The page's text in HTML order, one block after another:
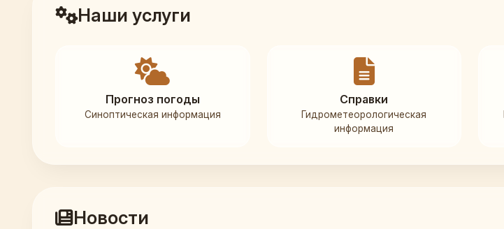
Наши услуги
Прогноз погоды
Синоптическая информация
Справки
Гидрометеорологическая
информация
Новости